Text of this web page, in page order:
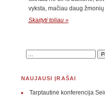
vyksta, mačiau daug
Skaityti toliau »
NAUJAUSI ĮRAŠAI
Tarptautinė konferencija